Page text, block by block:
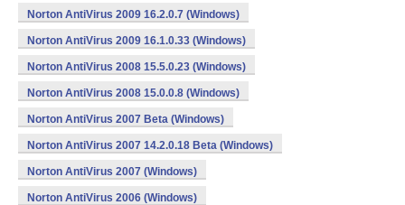
Norton AntiVirus 2009 16.2.0.7 (Windows)
Norton AntiVirus 2009 16.1.0.33 (Windows)
Norton AntiVirus 2008 15.5.0.23 (Windows)
Norton AntiVirus 2008 15.0.0.8 (Windows)
Norton AntiVirus 2007 Beta (Windows)
Norton AntiVirus 2007 14.2.0.18 Beta (Windows)
Norton AntiVirus 2007 (Windows)
Norton AntiVirus 2006 (Windows)